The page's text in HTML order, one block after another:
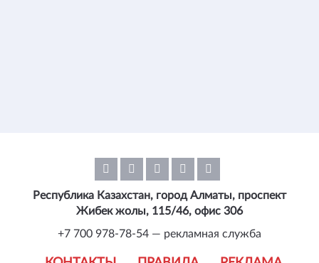
Республика Казахстан, город Алматы, проспект
Жибек жолы, 115/46, офис 306
+7 700 978-78-54 — рекламная служба